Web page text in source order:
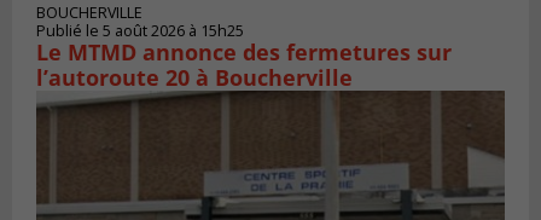
BOUCHERVILLE
Publié le 5 août 2026 à 15h25
Le MTMD annonce des fermetures sur
l’autoroute 20 à Boucherville